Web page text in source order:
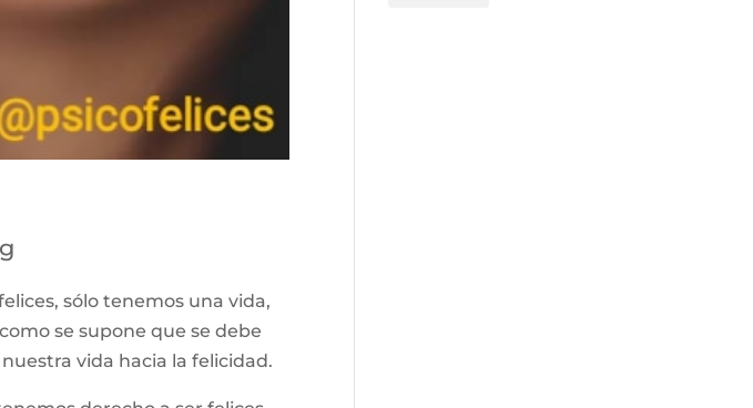
sólo tenemos una vida,
se supone que se debe
vida hacia la felicidad.